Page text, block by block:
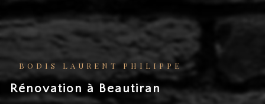
BODIS LAURENT PHILIPPE
rénovation à Beautiran